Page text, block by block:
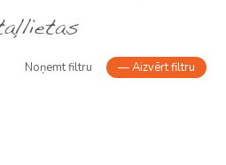
Noņemt filtru —Aizvērt filtru